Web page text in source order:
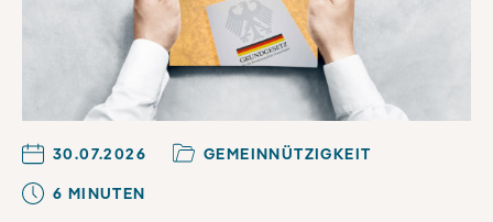
30.07.2026
GEMEINNÜTZIGKEIT
6 MINUTEN